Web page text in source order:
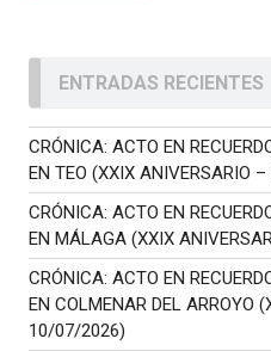
ENTRADAS RECIENTES
CRÓNICA: ACTO EN
EN TEO (XXIX ANIVERSARIO
CRÓNICA: ACTO EN
EN MÁLAGA (XXIX
CRÓNICA: ACTO EN
EN COLMENAR DEL ARROYO
10/07/2026)